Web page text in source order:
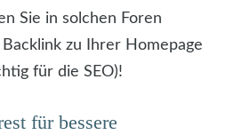
Sie in solchen Foren
zu Ihrer Homepage
für die SEO)!
für bessere